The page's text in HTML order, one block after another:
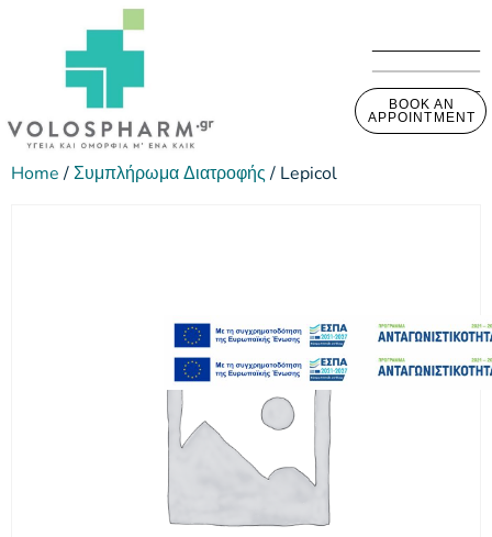
BOOK AN
APPOINTMENT
Home/Συμπλήρωμα Διατροφής/ Lepicol